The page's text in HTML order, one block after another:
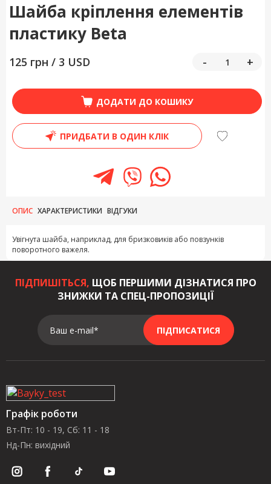
Шайба кріплення елементів
пластику Beta
125 грн / 3 USD - +
ДОДАТИ ДО КОШИКУ
ПРИДБАТИ В ОДИН КЛІК
ОПИС ХАРАКТЕРИСТИКИ ВІДГУКИ
Увігнута шайба, наприклад, для бризковиків або повзунків
поворотного важеля.
ПІДПИШІТЬСЯ, ЩОБ ПЕРШИМИ ДІЗНАТИСЯ ПРО
ЗНИЖКИ ТА СПЕЦ-ПРОПОЗИЦІЇ
Ваш e-mail* ПІДПИСАТИСЯ
Графік роботи
Вт-Пт: 10 - 19, Сб: 11 - 18
Нд-Пн: вихідний